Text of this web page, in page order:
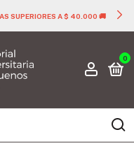
SUPERIORES A $ 40.000 🚚
0